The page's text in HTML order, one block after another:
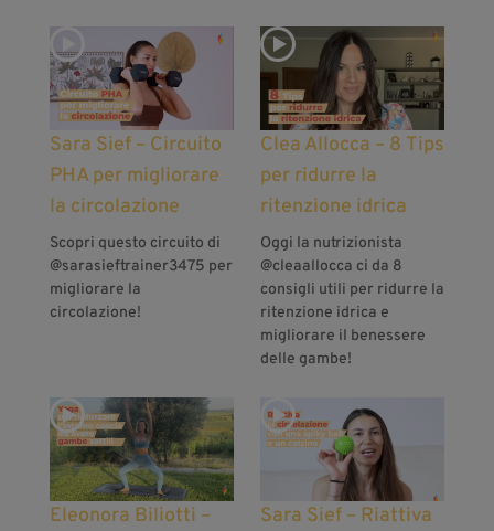
Sara Sief – Circuito
PHA per migliorare
la circolazione
Scopri questo circuito di
@sarasieftrainer3475‬ per
migliorare la
circolazione!
Clea Allocca – 8 Tips
per ridurre la
ritenzione idrica
Oggi la nutrizionista
@cleaallocca ci da 8
consigli utili per ridurre la
ritenzione idrica e
migliorare il benessere
delle gambe!
Eleonora Biliotti –
Sara Sief – Riattiva